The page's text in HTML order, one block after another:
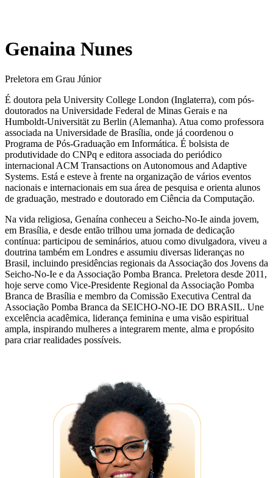
Genaina Nunes
Preletora em Grau Júnior
É doutora pela University College London (Inglaterra), com pós-
doutorados na Universidade Federal de Minas Gerais e na
Humboldt-Universität zu Berlin (Alemanha). Atua como professora
associada na Universidade de Brasília, onde já coordenou o
Programa de Pós-Graduação em Informática. É bolsista de
produtividade do CNPq e editora associada do periódico
internacional ACM Transactions on Autonomous and Adaptive
Systems. Está e esteve à frente na organização de vários eventos
nacionais e internacionais em sua área de pesquisa e orienta alunos
de graduação, mestrado e doutorado em Ciência da Computação.
Na vida religiosa, Genaína conheceu a Seicho-No-Ie ainda jovem,
em Brasília, e desde então trilhou uma jornada de dedicação
contínua: participou de seminários, atuou como divulgadora, viveu a
doutrina também em Londres e assumiu diversas lideranças no
Brasil, incluindo presidências regionais da Associação dos Jovens da
Seicho-No-Ie e da Associação Pomba Branca. Preletora desde 2011,
hoje serve como Vice-Presidente Regional da Associação Pomba
Branca de Brasília e membro da Comissão Executiva Central da
Associação Pomba Branca da SEICHO-NO-IE DO BRASIL. Une
excelência acadêmica, liderança feminina e uma visão espiritual
ampla, inspirando mulheres a integrarem mente, alma e propósito
para criar realidades possíveis.